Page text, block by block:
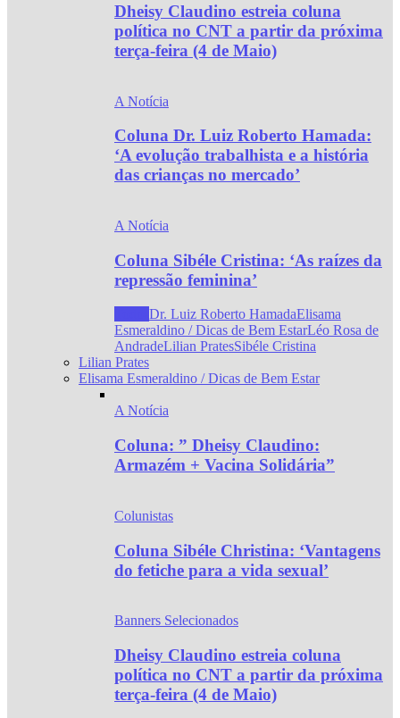
Dheisy Claudino estreia coluna
política no CNT a partir da próxima
terça-feira (4 de Maio)
A Notícia
Coluna Dr. Luiz Roberto Hamada:
‘A evolução trabalhista e a história
das crianças no mercado’
A Notícia
Coluna Sibéle Cristina: ‘As raízes da
repressão feminina’
Dr. Luiz Roberto HamadaElisama
Esmeraldino / Dicas de Bem EstarLéo Rosa de
AndradeLilian PratesSibéle Cristina
Lilian Prates
Elisama Esmeraldino / Dicas de Bem Estar
A Notícia
Coluna: ” Dheisy Claudino:
Armazém + Vacina Solidária”
Colunistas
Coluna Sibéle Christina: ‘Vantagens
do fetiche para a vida sexual’
Banners Selecionados
Dheisy Claudino estreia coluna
política no CNT a partir da próxima
terça-feira (4 de Maio)